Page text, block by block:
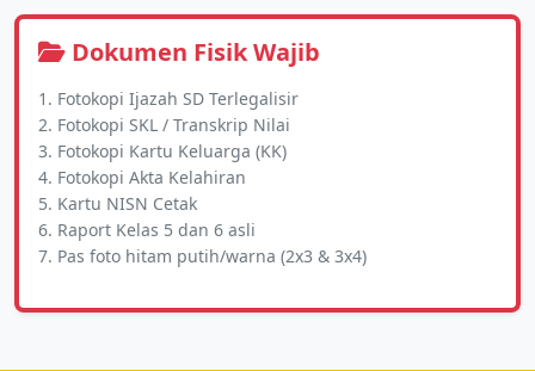
Dokumen Fisik Wajib
Fotokopi Ijazah SD Terlegalisir
Fotokopi SKL / Transkrip Nilai
Fotokopi Kartu Keluarga (KK)
Fotokopi Akta Kelahiran
Kartu NISN Cetak
Raport Kelas 5 dan 6 asli
Pas foto hitam putih/warna (2x3 & 3x4)